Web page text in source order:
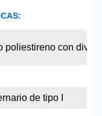
poliestireno con
de tipo I